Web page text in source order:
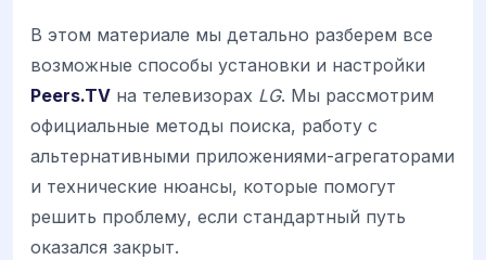
В этом материале мы детально разберем все
возможные способы установки и настройки
Peers.TV на телевизорах LG. Мы рассмотрим
официальные методы поиска, работу с
альтернативными приложениями-агрегаторами
и технические нюансы, которые помогут
решить проблему, если стандартный путь
оказался закрыт.